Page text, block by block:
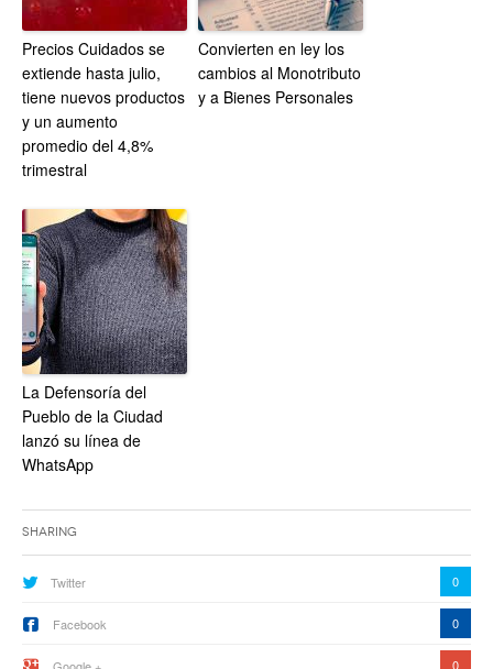
Precios Cuidados se
extiende hasta julio,
tiene nuevos productos
y un aumento
promedio del 4,8%
trimestral
Convierten en ley los
cambios al Monotributo
y a Bienes Personales
La Defensoría del
Pueblo de la Ciudad
lanzó su línea de
WhatsApp
Sharing
Twitter 0
Facebook 0
0